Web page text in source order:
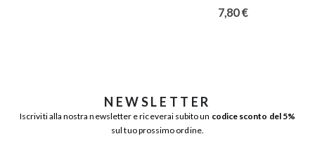
7,80€
NEWSLETTER
Iscriviti alla nostra newsletter e riceverai subito un codice sconto del 5%
sul tuo prossimo ordine.